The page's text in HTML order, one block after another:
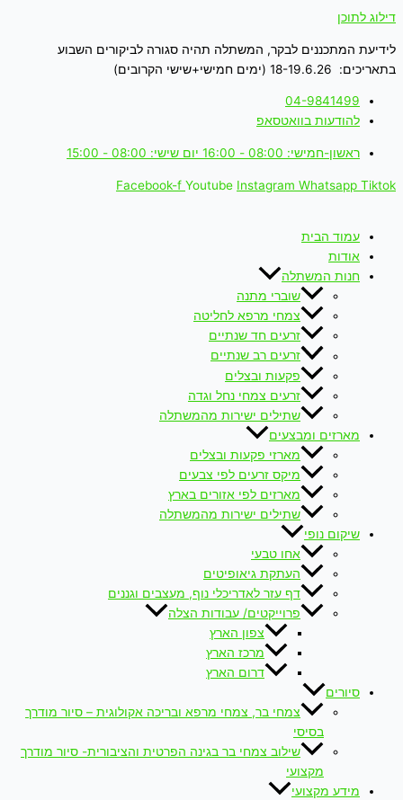
דילוג לתוכן
לידיעת המתכננים לבקר, המשתלה תהיה סגורה לביקורים השבוע
בתאריכים: 18-19.6.26 (ימים חמישי+שישי הקרובים)
04-9841499
להודעות בוואטסאפ
ראשון-חמישי: 08:00 - 16:00 יום שישי: 08:00 - 15:00
Facebook-f Youtube Instagram Whatsapp Tiktok
עמוד הבית
אודות
חנות המשתלה
שוברי מתנה
צמחי מרפא לחליטה
זרעים חד שנתיים
זרעים רב שנתיים
פקעות ובצלים
זרעים צמחי נחל וגדה
שתילים ישירות מהמשתלה
מארזים ומבצעים
מארזי פקעות ובצלים
מיקס זרעים לפי צבעים
מארזים לפי אזורים בארץ
שתילים ישירות מהמשתלה
שיקום נופי
אחו טבעי
העתקת גיאופיטים
דף עזר לאדריכלי נוף, מעצבים וגננים
פרוייקטים/ עבודות הצלה
צפון הארץ
מרכז הארץ
דרום הארץ
סיורים
צמחי בר, צמחי מרפא ובריכה אקולוגית – סיור מודרך
בסיסי
שילוב צמחי בר בגינה הפרטית והציבורית- סיור מודרך
מקצועי
מידע מקצועי